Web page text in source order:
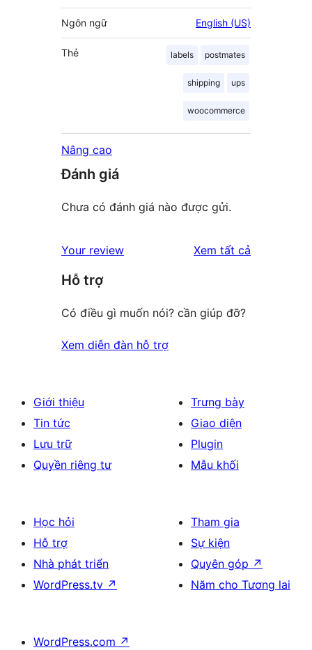
Ngôn ngữ English (US)
Thẻ labels postmates
shipping ups
woocommerce
Nâng cao
Đánh giá
Chưa có đánh giá nào được gửi.
Your review Xem tất cả
Hỗ trợ
Có điều gì muốn nói? cần giúp đỡ?
Xem diễn đàn hỗ trợ
Giới thiệu
Tin tức
Lưu trữ
Quyền riêng tư
Trưng bày
Giao diện
Plugin
Mẫu khối
Học hỏi
Hỗ trợ
Nhà phát triển
WordPress.tv ↗
Tham gia
Sự kiện
Quyên góp ↗
Năm cho Tương lai
WordPress.com ↗